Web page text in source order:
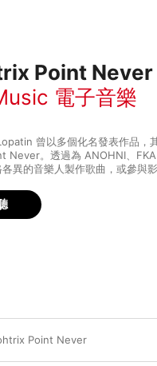
Point
電子音樂
曾以多個化名發表作品，
Never。透過為 ANOHNI、
異的音樂人製作歌曲，或參與
難以歸類的電子樂句，構成一幅
、《Replica》也進一步發揮了
成器的基礎上，運用各種技術製
Point Never》中，他又一反
The Weeknd、Caroline
選的歌單，就如同聆聽迷幻主題
捕捉他腦海宇宙中那段神秘又
Point Never